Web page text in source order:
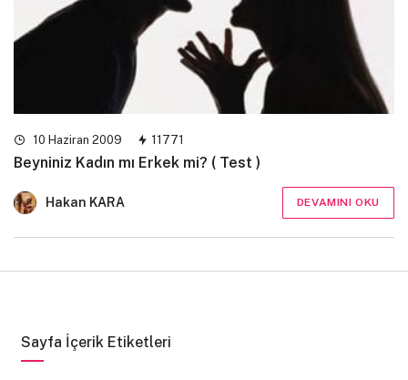
10 Haziran 2009 11771
Beyniniz Kadın mı Erkek mi? ( Test )
Hakan KARA DEVAMINI OKU
Sayfa İçerik Etiketleri